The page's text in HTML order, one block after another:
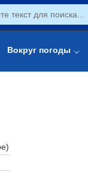
Вокруг погоды